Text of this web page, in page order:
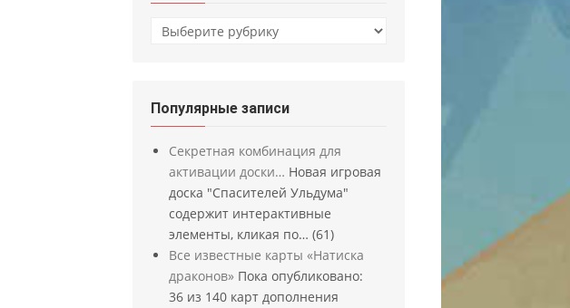
Рубрики
Популярные записи
Секретная комбинация для
активации доски… Новая игровая
доска "Спасителей Ульдума"
содержит интерактивные
элементы, кликая по… (61)
Все известные карты «Натиска
драконов» Пока опубликовано:
36 из 140 карт дополнения